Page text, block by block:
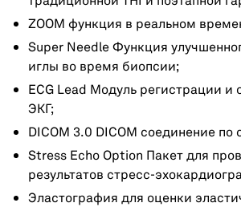
ZOOM функция в реальном
Super Needle Функция
иглы во время биопсии;
ECG Lead Модуль регистрации и
ЭКГ;
DICOM 3.0 DICOM соединение по
Stress Echo Option Пакет для
результатов стресс-
Эластография для оценки